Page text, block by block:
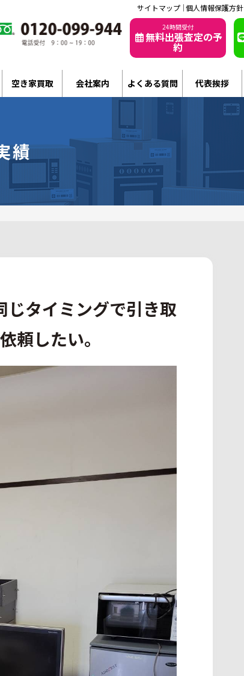
サイトマップ 個人情報保護方針
24時間受付
無料出張査定の予
約
空き家買取 会社案内 よくある質問 代表挨拶
績
じタイミングで引き取
頼したい。